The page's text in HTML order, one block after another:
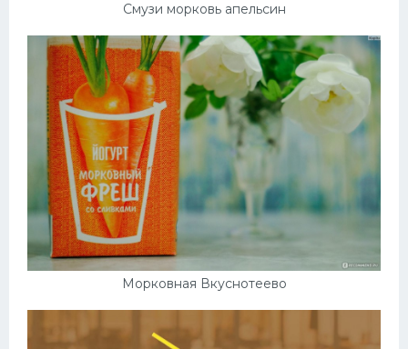
Смузи морковь апельсин
Морковная Вкуснотеево